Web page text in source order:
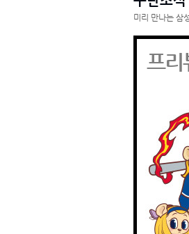
미리 만나는 삼
프리